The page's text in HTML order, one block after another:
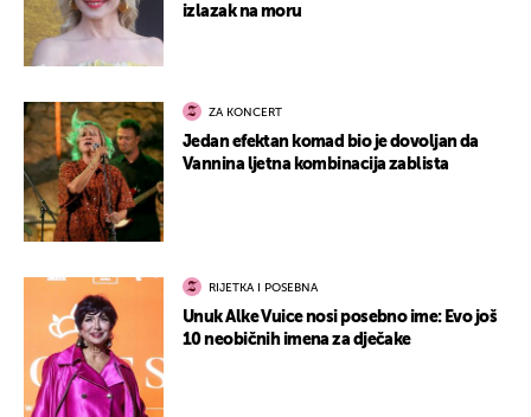
izlazak na moru
ZA KONCERT
Jedan efektan komad bio je dovoljan da
Vannina ljetna kombinacija zablista
RIJETKA I POSEBNA
Unuk Alke Vuice nosi posebno ime: Evo još
10 neobičnih imena za dječake